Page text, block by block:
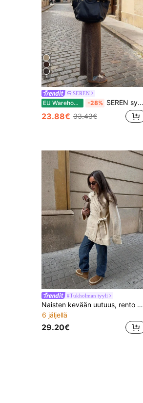
4
SEREN
EU Warehouse -28% SEREN syksy/talvi V-aukkoinen pitkä neuletakki naisille, pehmeä ja minimalistinen, löysä ja monipuolinen, korealainen rento tyyli, sopii päivittäisiin retkiin ja työmatkoihin, naisten syysneuletakki
23.88€ 33.43€
#Tukholman tyyli
Naisten kevään uutuus, rento pitkähihainen kaksirivinen neuleneuletakki vyöllä, syksy
6 jäljellä
29.20€